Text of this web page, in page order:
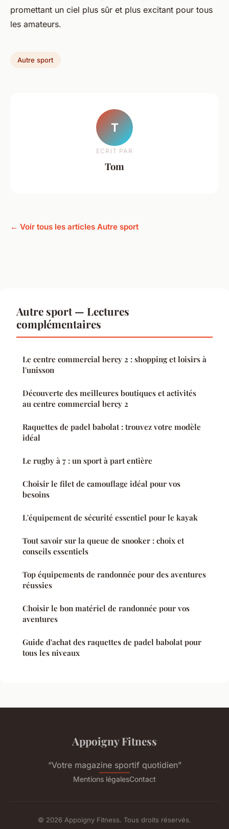
promettant un ciel plus sûr et plus excitant pour tous
les amateurs.
Autre sport
T
ECRIT PAR
Tom
← Voir tous les articles Autre sport
Autre sport — Lectures
complémentaires
Le centre commercial bercy 2 : shopping et loisirs à
l'unisson
Découverte des meilleures boutiques et activités
au centre commercial bercy 2
Raquettes de padel babolat : trouvez votre modèle
idéal
Le rugby à 7 : un sport à part entière
Choisir le filet de camouflage idéal pour vos
besoins
L'équipement de sécurité essentiel pour le kayak
Tout savoir sur la queue de snooker : choix et
conseils essentiels
Top équipements de randonnée pour des aventures
réussies
Choisir le bon matériel de randonnée pour vos
aventures
Guide d'achat des raquettes de padel babolat pour
tous les niveaux
Appoigny Fitness
“Votre magazine sportif quotidien”
Mentions légalesContact
© 2026 Appoigny Fitness. Tous droits réservés.